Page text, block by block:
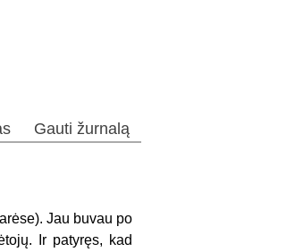
Gauti žurnalą
Jau buvau po
Ir patyręs, kad